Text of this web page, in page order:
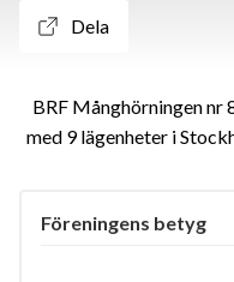
Dela
BRF Månghörningen nr
med 9 lägenheter i
Föreningens betyg